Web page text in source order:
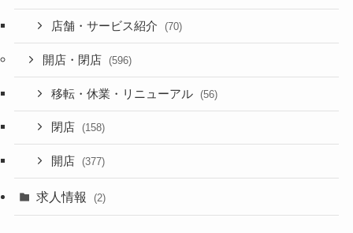
店舗・サービス紹介 (70)
開店・閉店 (596)
移転・休業・リニューアル (56)
閉店 (158)
開店 (377)
求人情報 (2)